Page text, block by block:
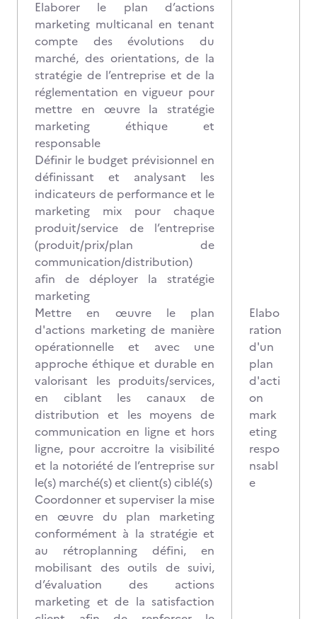
Elaborer le plan d’actions
marketing multicanal en tenant
compte des évolutions du
marché, des orientations, de la
stratégie de l’entreprise et de la
réglementation en vigueur pour
mettre en œuvre la stratégie
marketing éthique et
responsable
Définir le budget prévisionnel en
définissant et analysant les
indicateurs de performance et le
marketing mix pour chaque
produit/service de l’entreprise
(produit/prix/plan de
communication/distribution)
afin de déployer la stratégie
marketing
Mettre en œuvre le plan
d'actions marketing de manière
opérationnelle et avec une
approche éthique et durable en
valorisant les produits/services,
en ciblant les canaux de
distribution et les moyens de
communication en ligne et hors
ligne, pour accroitre la visibilité
et la notoriété de l’entreprise sur
le(s) marché(s) et client(s) ciblé(s)
Coordonner et superviser la mise
en œuvre du plan marketing
conformément à la stratégie et
au rétroplanning défini, en
mobilisant des outils de suivi,
d’évaluation des actions
marketing et de la satisfaction
Elabo
ration
d'un
plan
d'acti
on
mark
eting
respo
nsabl
e